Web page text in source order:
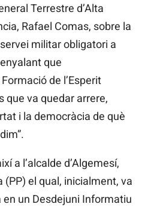
Terrestre d’Alta
Rafael Comas, sobre la
militar obligatori a
que
de l’Esperit
que va quedar arrere,
i la democràcia de què
a l’alcalde d’Algemesí,
(PP) el qual, inicialment, va
un Desdejuni Informatiu